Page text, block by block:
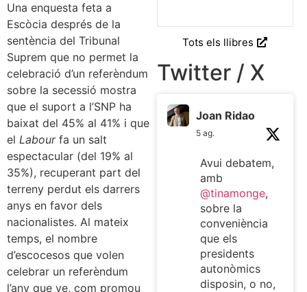
Una enquesta feta a
Escòcia després de la
sentència del Tribunal
Suprem que no permet la
celebració d’un referèndum
sobre la secessió mostra
que el suport a l’SNP ha
baixat del 45% al 41% i que
el Labourfa un salt
espectacular (del 19% al
35%), recuperant part del
terreny perdut els darrers
anys en favor dels
nacionalistes. Al mateix
temps, el nombre
d’escocesos que volen
celebrar un referèndum
l’any que ve, com promou
Tots els llibres
Twitter / X
Joan Ridao
5 ag.
Avui debatem,
amb
@tinamonge,
sobre la
conveniència
que els
presidents
autonòmics
disposin, o no,